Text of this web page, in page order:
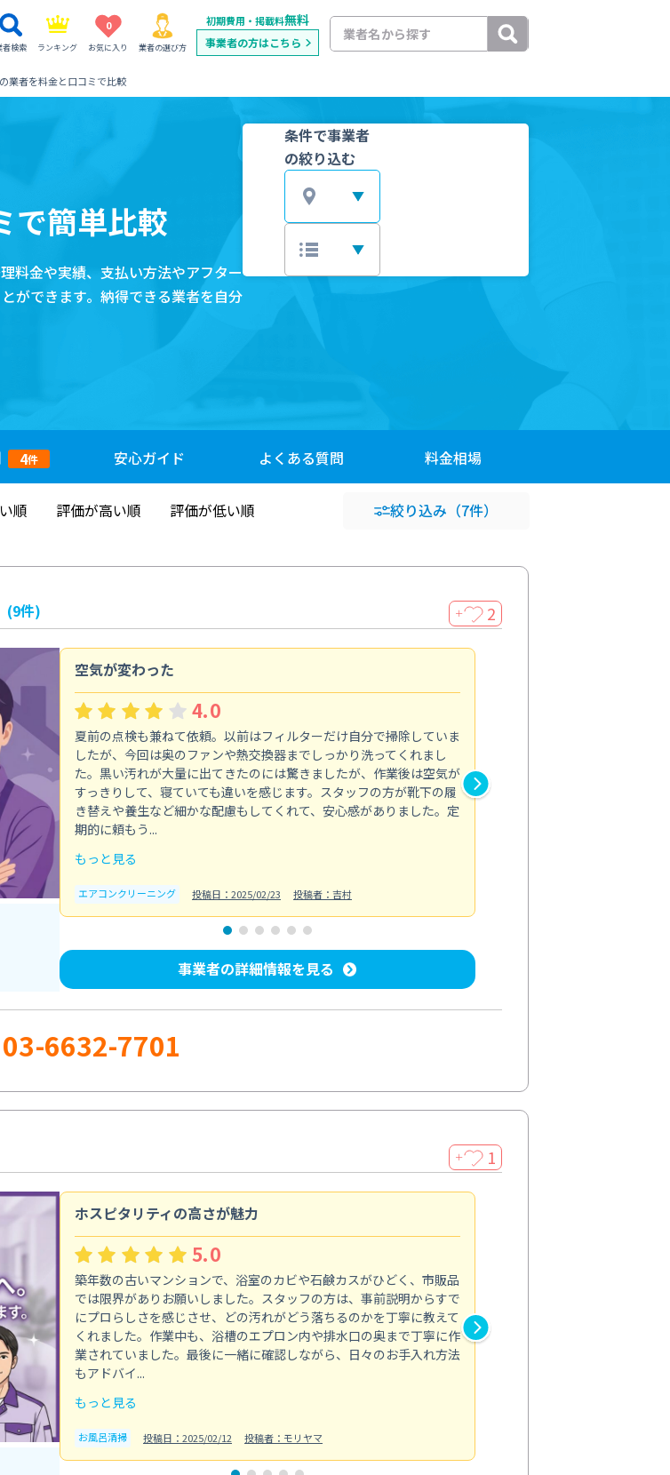
者検索 ランキング
0
お気に入り 業者の選び方
初期費用・掲載料無料
事業者の方はこちら
業者を料金と口コミで比較
で簡単比較
料金や実績、支払い方法やアフター
ができます。納得できる業者を自分
条件で事業者
の絞り込む
4件 安心ガイド よくある質問 料金相場
順 評価が高い順 評価が低い順 絞り込み （7件）
(9件) ＋ 2
空気が変わった
4.0
夏前の点検も兼ねて依頼。以前はフィルターだけ自分で掃除していま
したが、今回は奥のファンや熱交換器までしっかり洗ってくれまし
た。黒い汚れが大量に出てきたのには驚きましたが、作業後は空気が
すっきりして、寝ていても違いを感じます。スタッフの方が靴下の履
き替えや養生など細かな配慮もしてくれて、安心感がありました。定
期的に頼もう...
もっと見る
エアコンクリーニング 投稿日：2025/02/23 投稿者：吉村
事業者の詳細情報を見る
03-6632-7701
＋ 1
ホスピタリティの高さが魅力
5.0
築年数の古いマンションで、浴室のカビや石鹸カスがひどく、市販品
では限界がありお願いしました。スタッフの方は、事前説明からすで
にプロらしさを感じさせ、どの汚れがどう落ちるのかを丁寧に教えて
くれました。作業中も、浴槽のエプロン内や排水口の奥まで丁寧に作
業されていました。最後に一緒に確認しながら、日々のお手入れ方法
もアドバイ...
もっと見る
お風呂清掃 投稿日：2025/02/12 投稿者：モリヤマ